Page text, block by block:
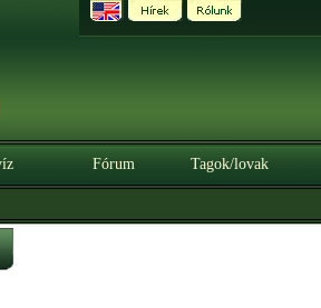
Fórum Tagok/lovak